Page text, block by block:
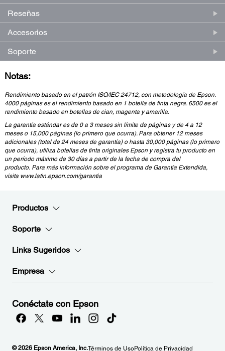
Reseñas
Accesorios
Soporte
Notas:
Rendimiento basado en el patrón ISO/IEC 24712, con metodología de Epson.
4000 páginas es el rendimiento basado en 1 botella de tinta negra. 6500 es el
rendimiento basado en botellas de cian, magenta y amarilla.
La garantía estándar es de 0 a 3 meses sin límite de páginas y de 4 a 12
meses o 15,000 páginas (lo primero que ocurra). Para obtener 12 meses
adicionales (total de 24 meses de garantía) o hasta 30,000 páginas (lo primero
que ocurra), utiliza botellas de tinta originales Epson y registra tu producto en
un período máximo de 30 días a partir de la fecha de compra del
producto. Para más información sobre el programa de Garantía Extendida,
visita www.latin.epson.com/garantia
Productos
Soporte
Links Sugeridos
Empresa
Conéctate con Epson
© 2026 Epson America, Inc.Términos de UsoPolítica de Privacidad